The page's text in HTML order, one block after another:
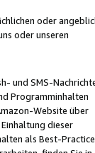
oder
oder unseren
und SMS-
Programminhalten
Website über
dieser
als Best-